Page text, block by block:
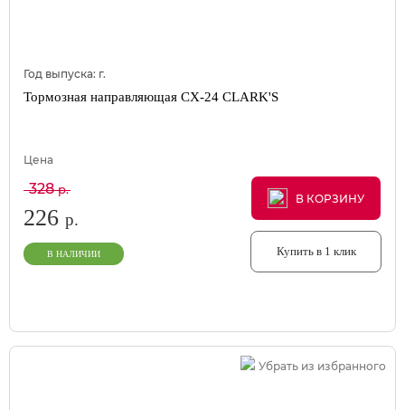
Год выпуска: г.
Тормозная направляющая CX-24 CLARK'S
Цена
328р.
226 р.
В НАЛИЧИИ
В КОРЗИНУ
В КОРЗИНУ
В КОРЗИНУ
Купить в 1 клик
Убрать из избранного